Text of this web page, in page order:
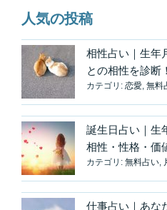
要
素
か
ら
知
る。
に
言
え
な
い
ペ
ー
ジ
送
り
ジ
人気の投稿
相性占い｜生年
との相性を診断
カテゴリ: 恋愛, 無料
誕生日占い｜生
相性・性格・価
カテゴリ: 無料占い,
仕事占い｜あな